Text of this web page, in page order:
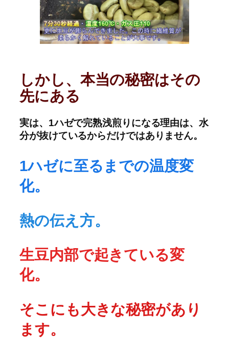
しかし、本当の秘密はその
先にある
実は、1ハゼで完熟浅煎りになる理由は、水
分が抜けているからだけではありません。
1ハゼに至るまでの温度変
化。
熱の伝え方。
生豆内部で起きている変
化。
そこにも大きな秘密があり
ます。